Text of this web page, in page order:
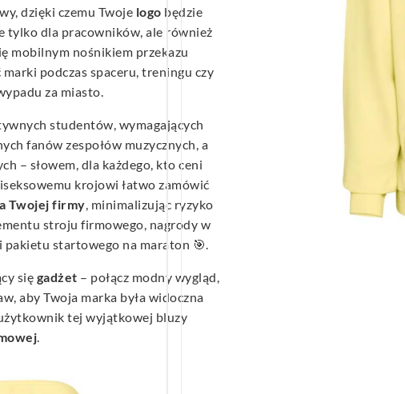
dzięki czemu Twoje logo będzie
tylko dla pracowników, ale również
mobilnym nośnikiem przekazu
podczas spaceru, treningu czy
za miasto.
studentów, wymagających
fanów zespołów muzycznych, a
– słowem, dla każdego, kto ceni
krojowi łatwo zamówić
Twojej firmy, minimalizując ryzyko
stroju firmowego, nagrody w
startowego na maraton 🎯.
się gadżet – połącz modny wygląd,
aby Twoja marka była widoczna
tej wyjątkowej bluzy
.